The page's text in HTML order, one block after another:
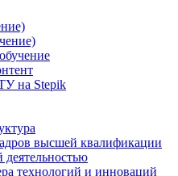
на Stepik
высшей квалификации
деятельностью
технологий и инноваций